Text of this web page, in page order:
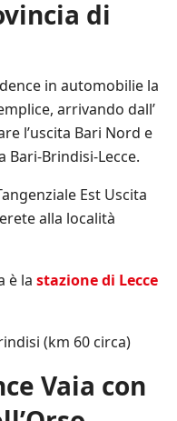
di
in automobilie la
arrivando dall’
l’uscita Bari Nord e
Brindisi-Lecce.
Est Uscita
alla località
è la stazione di Lecce
(km 60 circa)
Vaia con